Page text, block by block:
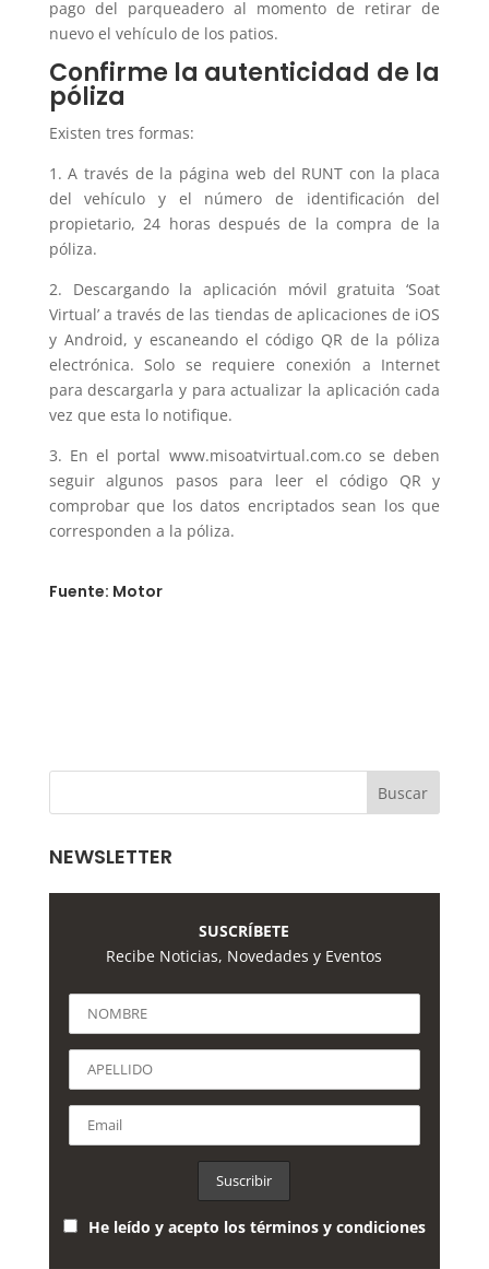
pago del parqueadero al momento de retirar de
nuevo el vehículo de los patios.
Confirme la autenticidad de la
póliza
Existen tres formas:
1. A través de la página web del RUNT con la placa
del vehículo y el número de identificación del
propietario, 24 horas después de la compra de la
póliza.
2. Descargando la aplicación móvil gratuita ‘Soat
Virtual’ a través de las tiendas de aplicaciones de iOS
y Android, y escaneando el código QR de la póliza
electrónica. Solo se requiere conexión a Internet
para descargarla y para actualizar la aplicación cada
vez que esta lo notifique.
3. En el portal www.misoatvirtual.com.co se deben
seguir algunos pasos para leer el código QR y
comprobar que los datos encriptados sean los que
corresponden a la póliza.
Fuente: Motor
NEWSLETTER
SUSCRÍBETE
Recibe Noticias, Novedades y Eventos
He leído y acepto los términos y condiciones